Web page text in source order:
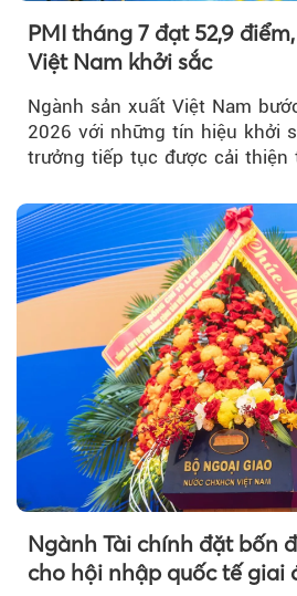
PMI tháng 7 đạt 52,9
Việt Nam khởi sắc
Ngành sản xuất Việt Nam
2026 với những tín hiệu khởi
trưởng tiếp tục được cải thiện
nhiệt và niềm tin kinh doanh
Ngành Tài chính đặt bốn
cho hội nhập quốc tế giai